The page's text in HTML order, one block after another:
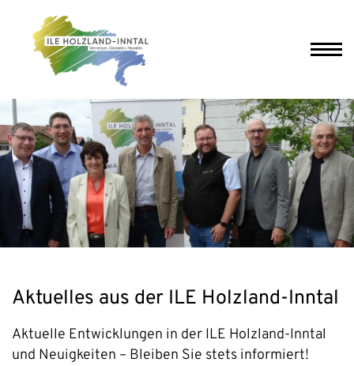
Aktuelles aus der ILE Holzland-Inntal
Aktuelle Entwicklungen in der ILE Holzland-Inntal
und Neuigkeiten – Bleiben Sie stets informiert!